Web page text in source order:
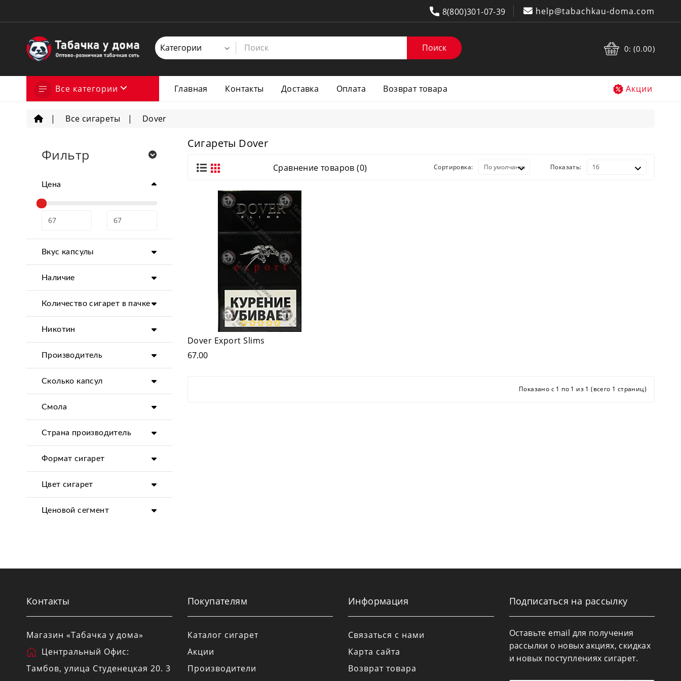
8(800)301-07-39 help@tabachkau-doma.com
Поиск 0: (0.00)
Все категории Главная Контакты Доставка Оплата Возврат товара Акции
Все сигареты Dover
Фильтр
Цена
Вкус капсулы
Наличие
Количество сигарет в пачке
Никотин
Производитель
Сколько капсул
Смола
Страна производитель
Формат сигарет
Цвет сигарет
Ценовой сегмент
Сигареты Dover
Сравнение товаров (0) Сортировка: Показать:
Dover Export Slims
67.00
Показано с 1 по 1 из 1 (всего 1 страниц)
Контакты
Магазин «Табачка у дома»
Центральный Офис:
Тамбов, улица Студенецкая 20. 3
Покупателям
Каталог сигарет
Акции
Производители
Информация
Связаться с нами
Карта сайта
Возврат товара
Подписаться на рассылку
Оставьте email для получения
рассылки о новых акциях, скидках
и новых поступлениях сигарет.